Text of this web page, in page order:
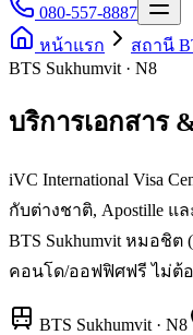
080-557-8887
หน้าแรก
สถานี
BTS Sukhumvit · N8
บริการเอกสาร
iVC International Visa
กับต่างชาติ, Apostille แ
BTS Sukhumvit หมอชิต
คอนโด/ออฟฟิศฟรี ไม่ต้อ
BTS Sukhumvit · N8